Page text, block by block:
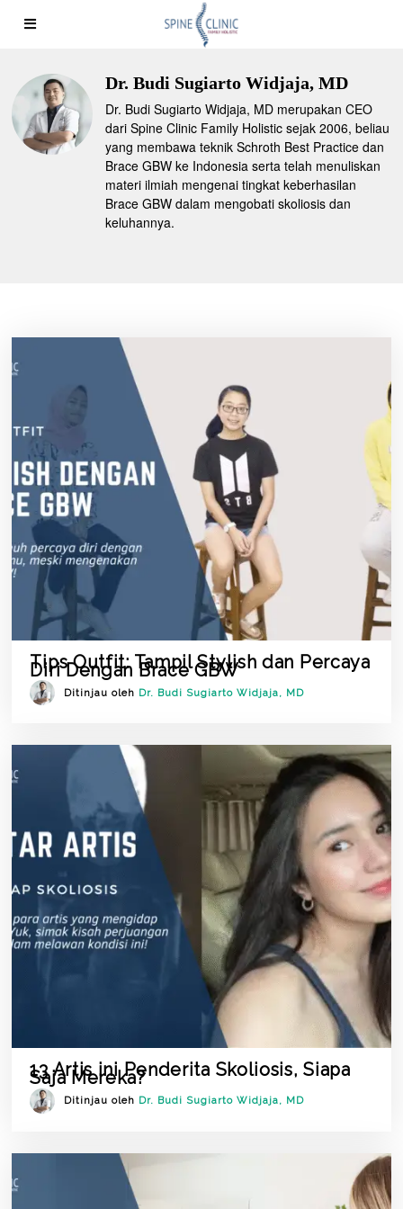
Dr. Budi Sugiarto Widjaja, MD
Dr. Budi Sugiarto Widjaja, MD merupakan CEO
dari Spine Clinic Family Holistic sejak 2006, beliau
yang membawa teknik Schroth Best Practice dan
Brace GBW ke Indonesia serta telah menuliskan
materi ilmiah mengenai tingkat keberhasilan
Brace GBW dalam mengobati skoliosis dan
keluhannya.
Tips Outfit: Tampil Stylish dan Percaya
Diri Dengan Brace GBW
Ditinjau oleh Dr. Budi Sugiarto Widjaja, MD
13 Artis ini Penderita Skoliosis, Siapa
Saja Mereka?
Ditinjau oleh Dr. Budi Sugiarto Widjaja, MD